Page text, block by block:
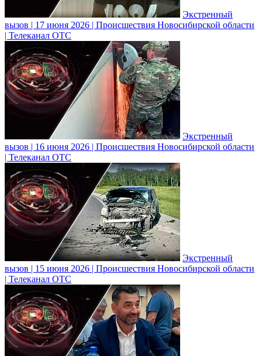
Экстренный
вызов | 17 июня 2026 | Происшествия Новосибирской области
| Телеканал ОТС
Экстренный
вызов | 16 июня 2026 | Происшествия Новосибирской области
| Телеканал ОТС
Экстренный
вызов | 15 июня 2026 | Происшествия Новосибирской области
| Телеканал ОТС